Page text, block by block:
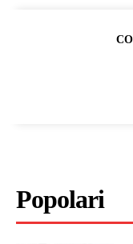
Popolari